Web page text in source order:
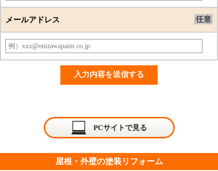
メールアドレス
PCサイトで見る
屋根・外壁の塗装リフォーム